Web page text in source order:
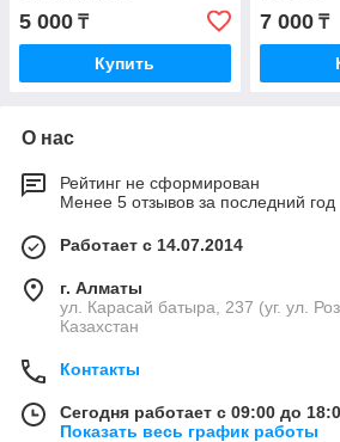
5 000 ₸
Купить
7 000₸
О нас
Рейтинг не сформирован
Менее 5 отзывов за последний год
Работает с 14.07.2014
г. Алматы
ул. Карасай батыра, 237 (уг. ул.
Казахстан
Контакты
Сегодня работает с 09:00 до
Показать весь график работы